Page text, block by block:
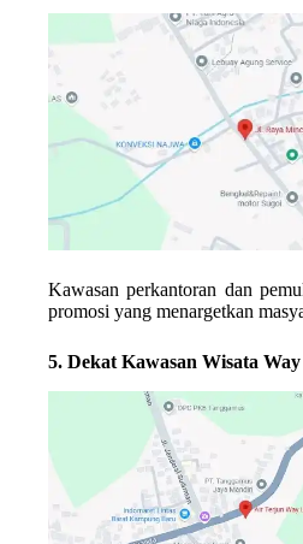
Kawasan perkantoran dan
promosi yang menargetkan
5. Dekat Kawasan Wisata